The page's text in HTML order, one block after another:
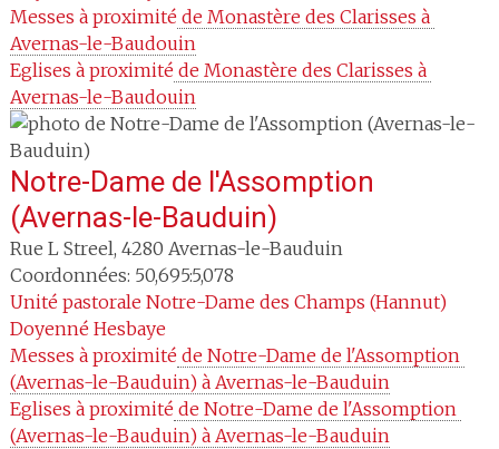
Messes à proximité de Monastère des Clarisses à
Avernas-le-Baudouin
Eglises à proximité de Monastère des Clarisses à
Avernas-le-Baudouin
Notre-Dame de l'Assomption
(Avernas-le-Bauduin)
Rue L Streel, 4280 Avernas-le-Bauduin
Coordonnées: 50,695:5,078
Unité pastorale Notre-Dame des Champs (Hannut)
Doyenné Hesbaye
Messes à proximité de Notre-Dame de l'Assomption
(Avernas-le-Bauduin) à Avernas-le-Bauduin
Eglises à proximité de Notre-Dame de l'Assomption
(Avernas-le-Bauduin) à Avernas-le-Bauduin